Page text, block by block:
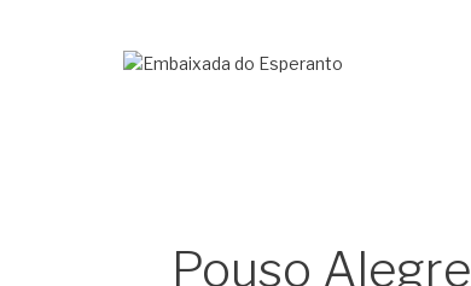
Pouso Alegre